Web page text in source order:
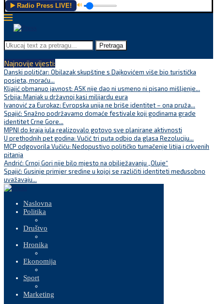
▶️ Radio Press LIVE! 🔊
Pretraga
Najnovije vijesti:
Danski političar: Obilazak skupštine s Dajkovićem više bio turistička
posjeta, moraću...
Kljajić obmanuo javnost: ASK nije dao ni usmeno ni pisano mišljenje...
Srbija: Manjak u državnoj kasi milijardu eura
Ivanović za Eurokaz: Evropska unija ne briše identitet – ona pruža...
Spajić: Snažno podržavamo domaće festivale koji godinama grade
identitet Crne Gore...
MPNI do kraja jula realizovalo gotovo sve planirane aktivnosti
U prethodnih pet godina: Vučić tri puta odbio da glasa Rezoluciju...
MCP odgovorila Vučiću: Nedopustivo političko tumačenje litija i crkvenih
pitanja
Andrić: Crnoj Gori nije bilo mjesto na obilježavanju „Oluje“
Spajić: Gusinje primjer sredine u kojoj se različiti identiteti međusobno
uvažavaju...
Naslovna
Politika
Društvo
Hronika
Ekonomija
Sport
Marketing